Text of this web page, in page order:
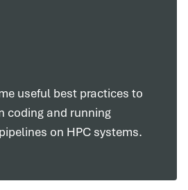
useful best practices to
coding and running
on HPC systems.